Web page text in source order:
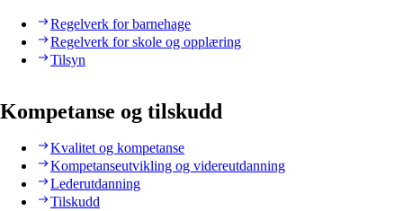
Regelverk for barnehage
Regelverk for skole og opplæring
Tilsyn
Kompetanse og tilskudd
Kvalitet og kompetanse
Kompetanseutvikling og videreutdanning
Lederutdanning
Tilskudd